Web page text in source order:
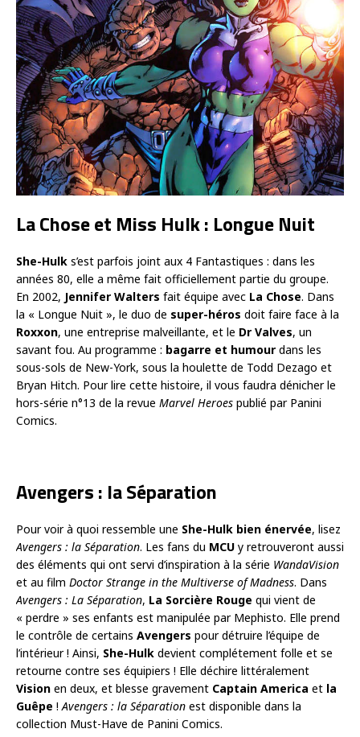
La Chose et Miss Hulk : Longue Nuit
She-Hulk s’est parfois joint aux 4 Fantastiques : dans les
années 80, elle a même fait officiellement partie du groupe.
En 2002, Jennifer Walters fait équipe avec La Chose. Dans
la « Longue Nuit », le duo de super-héros doit faire face à la
Roxxon, une entreprise malveillante, et le Dr Valves, un
savant fou. Au programme : bagarre et humour dans les
sous-sols de New-York, sous la houlette de Todd Dezago et
Bryan Hitch. Pour lire cette histoire, il vous faudra dénicher le
hors-série n°13 de la revue Marvel Heroes publié par Panini
Comics.
Avengers : la Séparation
Pour voir à quoi ressemble une She-Hulk bien énervée, lisez
Avengers : la Séparation. Les fans du MCU y retrouveront aussi
des éléments qui ont servi d’inspiration à la série WandaVision
et au film Doctor Strange in the Multiverse of Madness. Dans
Avengers : La Séparation, La Sorcière Rouge qui vient de
« perdre » ses enfants est manipulée par Mephisto. Elle prend
le contrôle de certains Avengers pour détruire l’équipe de
l’intérieur ! Ainsi, She-Hulk devient complétement folle et se
retourne contre ses équipiers ! Elle déchire littéralement
Vision en deux, et blesse gravement Captain America et la
Guêpe !Avengers : la Séparation est disponible dans la
collection Must-Have de Panini Comics.